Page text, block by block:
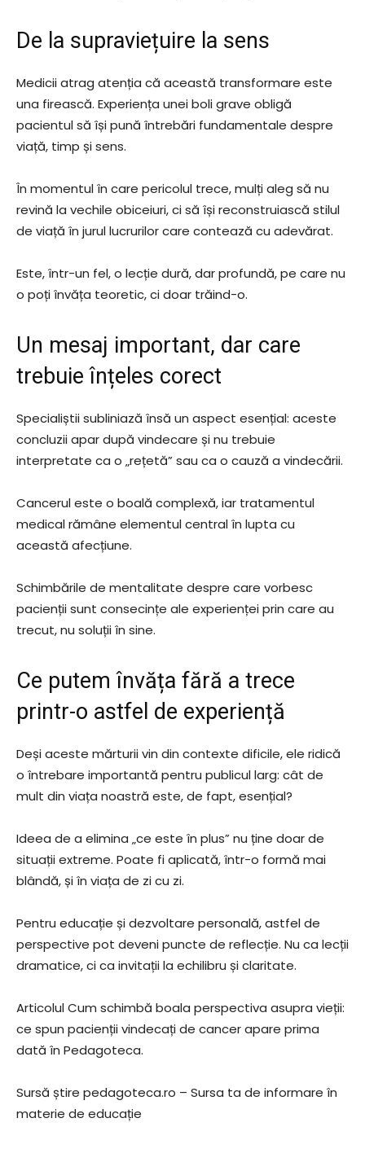
De la supraviețuire la sens
Medicii atrag atenția că această transformare este
una firească. Experiența unei boli grave obligă
pacientul să își pună întrebări fundamentale despre
viață, timp și sens.
În momentul în care pericolul trece, mulți aleg să nu
revină la vechile obiceiuri, ci să își reconstruiască stilul
de viață în jurul lucrurilor care contează cu adevărat.
Este, într-un fel, o lecție dură, dar profundă, pe care nu
o poți învăța teoretic, ci doar trăind-o.
Un mesaj important, dar care
trebuie înțeles corect
Specialiștii subliniază însă un aspect esențial: aceste
concluzii apar după vindecare și nu trebuie
interpretate ca o „rețetă” sau ca o cauză a vindecării.
Cancerul este o boală complexă, iar tratamentul
medical rămâne elementul central în lupta cu
această afecțiune.
Schimbările de mentalitate despre care vorbesc
pacienții sunt consecințe ale experienței prin care au
trecut, nu soluții în sine.
Ce putem învăța fără a trece
printr-o astfel de experiență
Deși aceste mărturii vin din contexte dificile, ele ridică
o întrebare importantă pentru publicul larg: cât de
mult din viața noastră este, de fapt, esențial?
Ideea de a elimina „ce este în plus” nu ține doar de
situații extreme. Poate fi aplicată, într-o formă mai
blândă, și în viața de zi cu zi.
Pentru educație și dezvoltare personală, astfel de
perspective pot deveni puncte de reflecție. Nu ca lecții
dramatice, ci ca invitații la echilibru și claritate.
Articolul Cum schimbă boala perspectiva asupra vieții:
ce spun pacienții vindecați de cancer apare prima
dată în Pedagoteca.
Sursă știre pedagoteca.ro – Sursa ta de informare în
materie de educație